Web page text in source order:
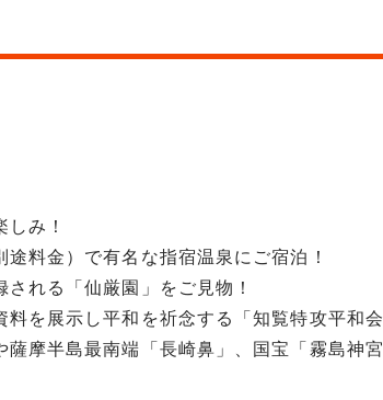
み！
料金）で有名な指宿温泉にご宿泊！
れる「仙厳園」をご見物！
を展示し平和を祈念する「知覧特攻平和会
摩半島最南端「長崎鼻」、国宝「霧島神